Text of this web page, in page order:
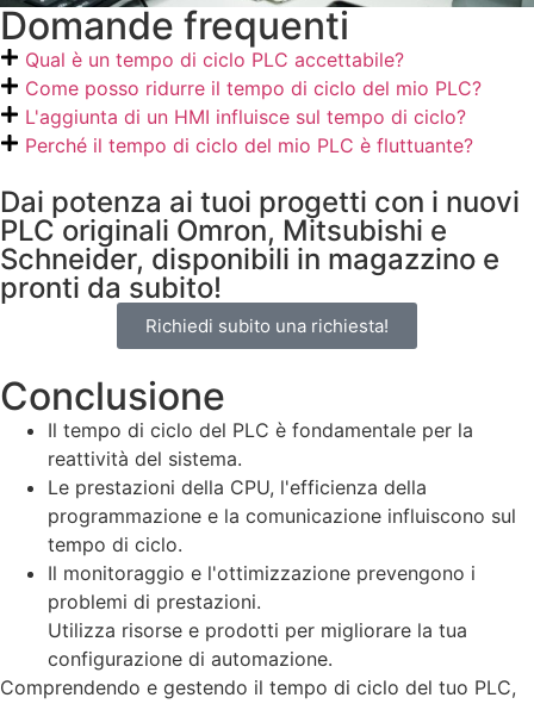
Domande frequenti
Qual è un tempo di ciclo PLC accettabile?
Come posso ridurre il tempo di ciclo del mio PLC?
L'aggiunta di un HMI influisce sul tempo di ciclo?
Perché il tempo di ciclo del mio PLC è fluttuante?
Dai potenza ai tuoi progetti con i nuovi
PLC originali Omron, Mitsubishi e
Schneider, disponibili in magazzino e
pronti da subito!
Richiedi subito una richiesta!
Conclusione
Il tempo di ciclo del PLC è fondamentale per la
reattività del sistema.
Le prestazioni della CPU, l'efficienza della
programmazione e la comunicazione influiscono sul
tempo di ciclo.
Il monitoraggio e l'ottimizzazione prevengono i
problemi di prestazioni.
Utilizza risorse e prodotti per migliorare la tua
configurazione di automazione.
Comprendendo e gestendo il tempo di ciclo del tuo PLC,